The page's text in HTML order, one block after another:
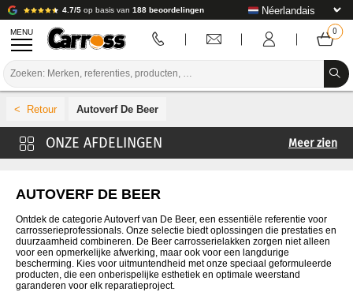
4.7/5 op basis van 188 beoordelingen
MENU
VERBRUIKSARTIKELEN VOOR CARROSSERIE
GEREEDSCHAP VOOR CARROSSERIE
UITRUSTING VOOR CARROSSERIE
MERKEN
Autoverf De Beer
Cromax Autoverf
Glasurit Autoverf
Autoverf
Lechler Autoverf
Lesonale Autoverf
Meer zien
AUTOVERF DE BEER
Ontdek de categorie Autoverf van De Beer, een essentiële referentie voor
carrosserieprofessionals. Onze selectie biedt oplossingen die prestaties en
duurzaamheid combineren. De Beer carrosserielakken zorgen niet alleen
voor een opmerkelijke afwerking, maar ook voor een langdurige
bescherming. Kies voor uitmuntendheid met onze speciaal geformuleerde
producten, die een onberispelijke esthetiek en optimale weerstand
garanderen voor elk reparatieproject.